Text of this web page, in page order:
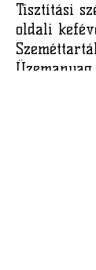
Tisztítási
oldali
Üzemanyag